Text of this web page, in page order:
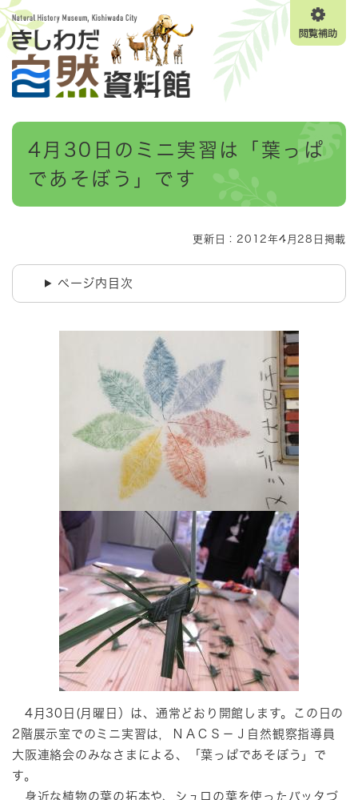
ペ
ー
ジ
メニューを飛ばして本文へ
閲
覧
本
4月30日のミニ実習は「葉っぱ
であそぼう」です
更新日：2012年4月28日掲載
ページ内目次
4月30日(月曜日）は、通常どおり開館します。この日の
2階展示室でのミニ実習は，ＮＡＣＳ－Ｊ自然観察指導員
大阪連絡会のみなさまによる、「葉っぱであそぼう」で
す。
身近な植物の葉の拓本や、シュロの葉を使ったバッタづ